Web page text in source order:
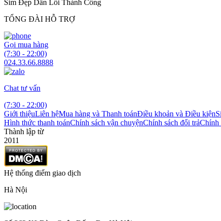
Sim Đẹp Dẫn Lối Thành Công
TỔNG ĐÀI HỖ TRỢ
Gọi mua hàng
(7:30 - 22:00)
024.33.66.8888
Chat tư vấn
(7:30 - 22:00)
Giới thiệuLiên hệMua hàng và Thanh toánĐiều khoản và Điều kiện
Hình thức thanh toánChính sách vận chuyệnChính sách đổi trảChính
Thành lập từ
2011
Hệ thống điểm giao dịch
Hà Nội